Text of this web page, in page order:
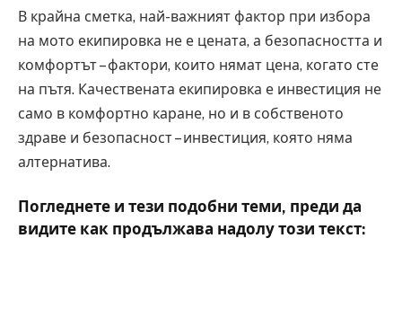
В крайна сметка, най-важният фактор при избора
на мото екипировка не е цената, а безопасността и
комфортът – фактори, които нямат цена, когато сте
на пътя. Качествената екипировка е инвестиция не
само в комфортно каране, но и в собственото
здраве и безопасност – инвестиция, която няма
алтернатива.
Погледнете и тези подобни теми, преди да
видите как продължава надолу този текст: